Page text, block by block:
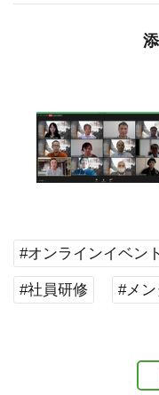
#オンラインイベント
#社員研修 #メ